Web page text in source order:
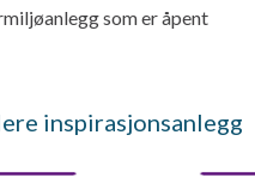
som er åpent
inspirasjonsanlegg